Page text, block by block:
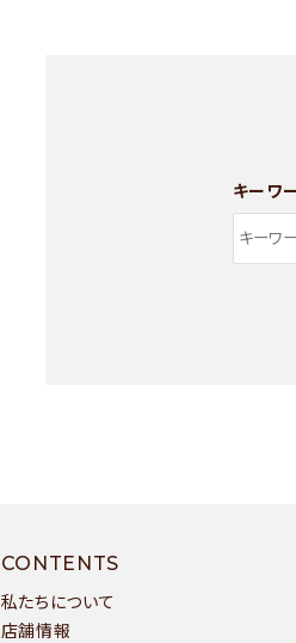
キーワ
キーワード
CONTENTS
私たちについて
店舗情報